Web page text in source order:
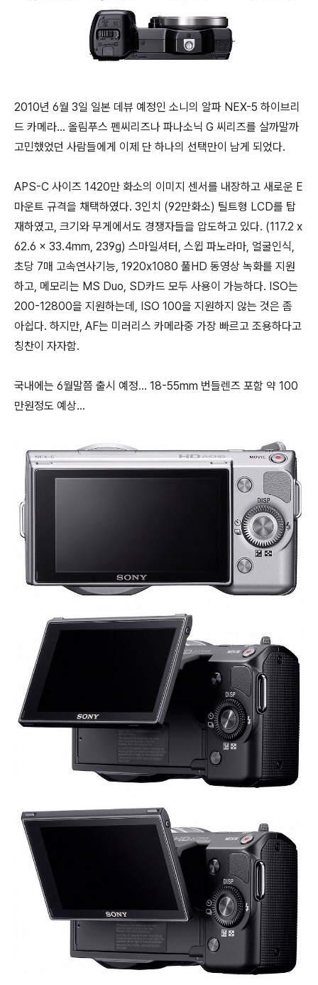
2010년 6월 3일 일본 데뷰 예정인 소니의 알파 NEX-5 하이브리
드 카메라... 올림푸스 펜씨리즈나 파나소닉 G 씨리즈를 살까말까
고민했었던 사람들에게 이제 단 하나의 선택만이 남게 되었다.
APS-C 사이즈 1420만 화소의 이미지 센서를 내장하고 새로운 E
마운트 규격을 채택하였다. 3인치 (92만화소) 틸트형 LCD를 탑
재하였고, 크기와 무게에서도 경쟁자들을 압도하고 있다. (117.2 x
62.6 x 33.4mm, 239g) 스마일셔터, 스윕 파노라마, 얼굴인식,
초당 7매 고속연사기능, 1920x1080 풀HD 동영상 녹화를 지원
하고, 메모리는 MS Duo, SD카드 모두 사용이 가능하다. ISO는
200-12800을 지원하는데, ISO 100을 지원하지 않는 것은 좀
아쉽다. 하지만, AF는 미러리스 카메라중 가장 빠르고 조용하다고
칭찬이 자자함.
국내에는 6월말쯤 출시 예정... 18-55mm 번들렌즈 포함 약 100
만원정도 예상...